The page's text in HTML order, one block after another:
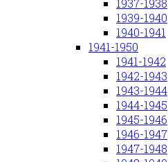
1937-1938
1939-1940
1940-1941
1941-1950
1941-1942
1942-1943
1943-1944
1944-1945
1945-1946
1946-1947
1947-1948